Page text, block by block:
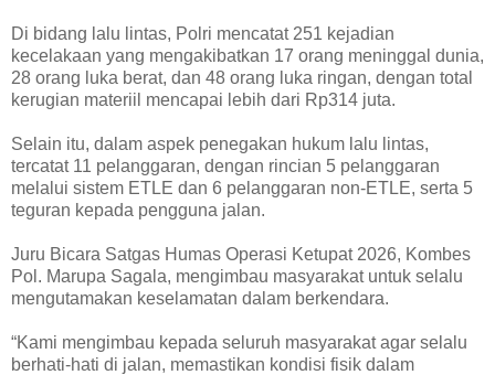
Di bidang lalu lintas, Polri mencatat 251 kejadian
kecelakaan yang mengakibatkan 17 orang meninggal dunia,
28 orang luka berat, dan 48 orang luka ringan, dengan total
kerugian materiil mencapai lebih dari Rp314 juta.
Selain itu, dalam aspek penegakan hukum lalu lintas,
tercatat 11 pelanggaran, dengan rincian 5 pelanggaran
melalui sistem ETLE dan 6 pelanggaran non-ETLE, serta 5
teguran kepada pengguna jalan.
Juru Bicara Satgas Humas Operasi Ketupat 2026, Kombes
Pol. Marupa Sagala, mengimbau masyarakat untuk selalu
mengutamakan keselamatan dalam berkendara.
“Kami mengimbau kepada seluruh masyarakat agar selalu
berhati-hati di jalan, memastikan kondisi fisik dalam